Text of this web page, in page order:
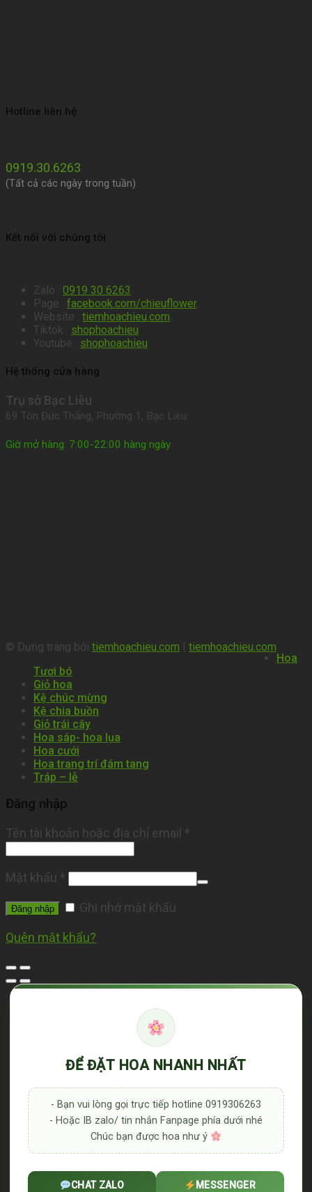
Hotline liên hệ:
0919.30.6263
(Tất cả các ngày trong tuần)
Kết nối với chúng tôi
Zalo : 0919 30 6263.
Page : facebook.com/chieuflower.
Website : tiemhoachieu.com.
Tiktok : shophoachieu
Youtube : shophoachieu
Hệ thống cửa hàng
Trụ sở Bạc Liêu
69 Tôn Đức Thắng, Phường 1, Bạc Liêu
Giờ mở hàng: 7:00-22:00 hàng ngày
© Dựng trang bởi tiemhoachieu.com | tiemhoachieu.com
Hoa
Tươi bó
Giỏ hoa
Kệ chúc mừng
Kệ chia buồn
Giỏ trái cây
Hoa sáp- hoa lụa
Hoa cưới
Hoa trang trí đám tang
Tráp – lễ
Đăng nhập
Tên tài khoản hoặc địa chỉ email *
Mật khẩu *
Đăng nhập Ghi nhớ mật khẩu
Quên mật khẩu?
ĐỂ ĐẶT HOA NHANH NHẤT
- Bạn vui lòng gọi trực tiếp hotline 0919306263
- Hoặc IB zalo/ tin nhắn Fanpage phía dưới nhé
Chúc bạn được hoa như ý
CHAT ZALO MESSENGER